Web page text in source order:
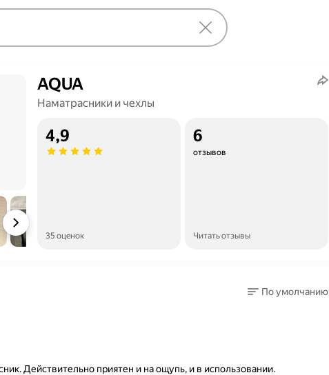
AQUA
Наматрасники и чехлы
4,9
35 оценок
6
отзывов
Читать отзывы
По умолчанию
Действительно приятен и на ощупь, и в использовании.